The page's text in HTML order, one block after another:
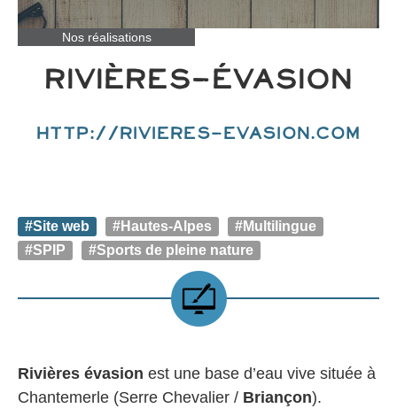
Nos réalisations
Rivières-évasion
http://rivieres-evasion.com
#Site web #Hautes-Alpes
#Multilingue
#SPIP
#Sports de pleine nature
Rivières évasion est une base d’eau vive située à
Chantemerle (Serre Chevalier / Briançon).